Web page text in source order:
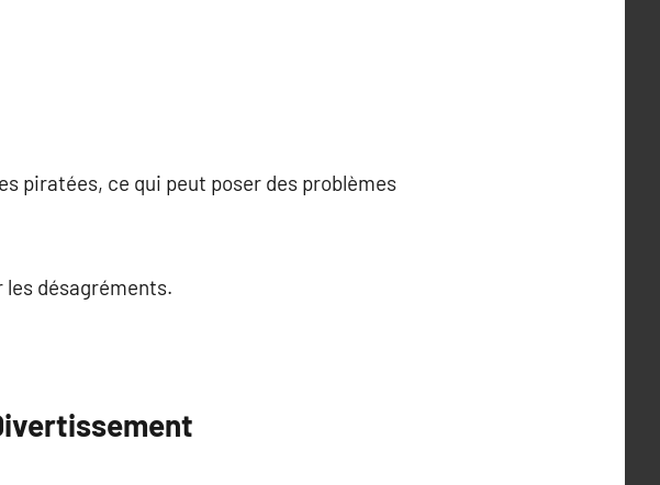
piratées, ce qui peut poser des problèmes
les désagréments.